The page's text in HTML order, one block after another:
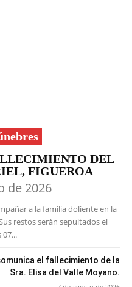
DEL
FIGUEROA
de 2026
a la familia doliente en la
restos serán sepultados el
el fallecimiento de la
Sra. Elisa del Valle Moyano.